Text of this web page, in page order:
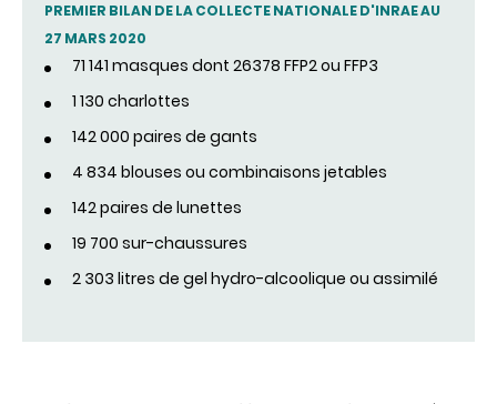
PREMIER BILAN DE LA COLLECTE NATIONALE D'INRAE AU
27 MARS 2020
71 141 masques dont 26378 FFP2 ou FFP3
1 130 charlottes
142 000 paires de gants
4 834 blouses ou combinaisons jetables
142 paires de lunettes
19 700 sur-chaussures
2 303 litres de gel hydro-alcoolique ou assimilé